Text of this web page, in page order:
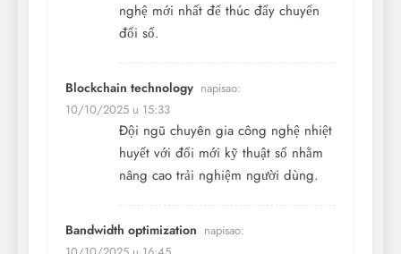
nghệ mới nhất để thúc đẩy chuyển
đổi số.
Blockchain technology napisao:
10/10/2025 u 15:33
Đội ngũ chuyên gia công nghệ nhiệt
huyết với đổi mới kỹ thuật số nhằm
nâng cao trải nghiệm người dùng.
Bandwidth optimization napisao: